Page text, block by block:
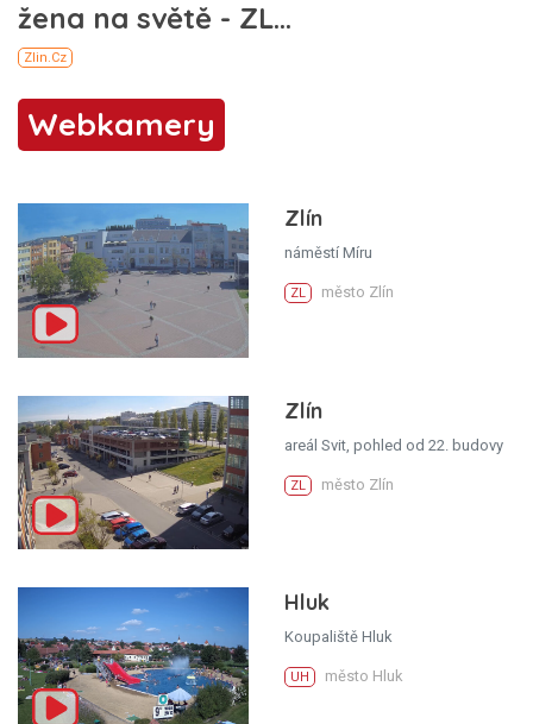
Webkamery
Zlín
náměstí Míru
ZL město Zlín
Zlín
areál Svit, pohled od 22. budovy
ZL město Zlín
Hluk
Koupaliště Hluk
UH město Hluk